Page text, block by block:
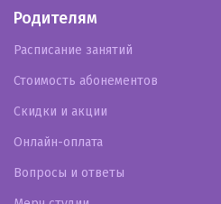
Родителям
Расписание занятий
Стоимость абонементов
Скидки и акции
Онлайн-оплата
Вопросы и ответы